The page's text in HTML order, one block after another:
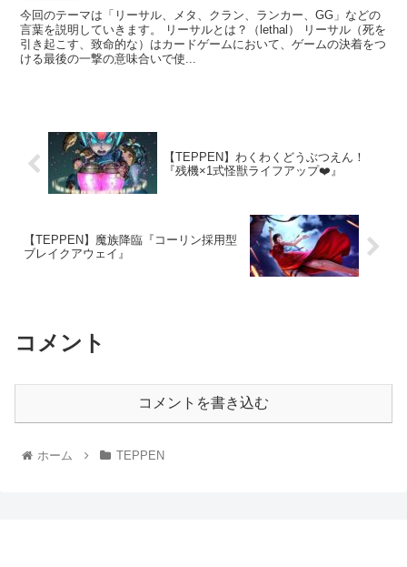
今回のテーマは「リーサル、メタ、クラン、ランカー、GG」などの
言葉を説明していきます。 リーサルとは？（lethal） リーサル（死を
引き起こす、致命的な）はカードゲームにおいて、ゲームの決着をつ
ける最後の一撃の意味合いで使...
【TEPPEN】わくわくどうぶつえん！
『残機×1式怪獣ライフアップ❤️』
【TEPPEN】魔族降臨『コーリン採用型
ブレイクアウェイ』
コメント
コメントを書き込む
ホーム TEPPEN